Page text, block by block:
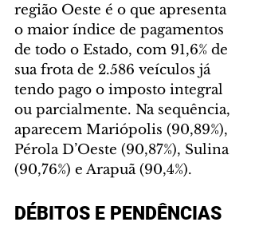
região Oeste é o que apresenta
o maior índice de pagamentos
de todo o Estado, com 91,6% de
sua frota de 2.586 veículos já
tendo pago o imposto integral
ou parcialmente. Na sequência,
aparecem Mariópolis (90,89%),
Pérola D’Oeste (90,87%), Sulina
(90,76%) e Arapuã (90,4%).
DÉBITOS E PENDÊNCIAS